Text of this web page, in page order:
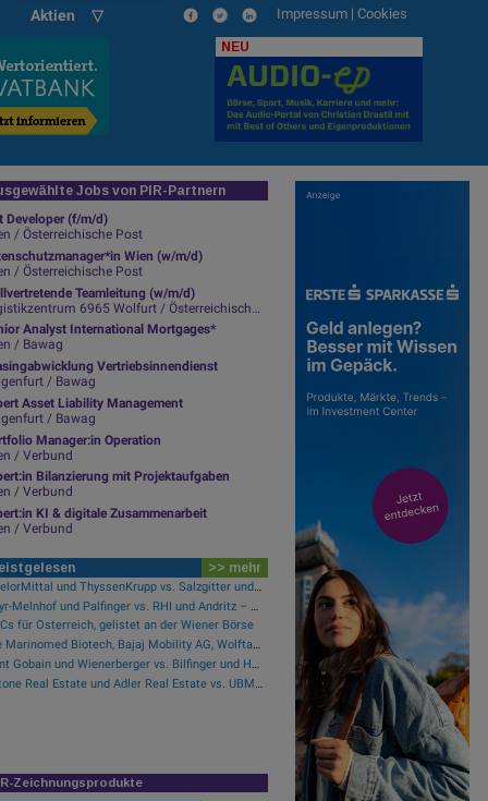
Aktien ▽ Impressum | Cookies
NEU
Jobs von PIR-Partnern
Developer (f/m/d)
/ Österreichische Post
Wien (w/m/d)
/ Österreichische Post
Teamleitung (w/m/d)
6965 Wolfurt / Österreichische Post
Analyst International Mortgages*
/ Bawag
Vertriebsinnendienst
/ Bawag
Asset Liability Management
/ Bawag
Manager:in Operation
/ Verbund
Bilanzierung mit Projektaufgaben
/ Verbund
KI & digitale Zusammenarbeit
/ Verbund
>> mehr
ArcelorMittal und ThyssenKrupp vs. Salzgitter und voestalpine – kommentierter KW 32 Peer Group Watch Stahl
Mayr-Melnhof und Palfinger vs. RHI und Andritz – kommentierter KW 32 Peer Group Watch Zykliker Österreich
für Österreich, gelistet an der Wiener Börse
Wie Marinomed Biotech, Bajaj Mobility AG, Wolftank-Adisa, Athos Immobilien, Rosenbauer und Telekom Austria für Gesprächsstoff in Österreich sorgten
Saint Gobain und Wienerberger vs. Bilfinger und HeidelbergCement – kommentierter KW 32 Peer Group Watch Bau & Baustoffe
Instone Real Estate und Adler Real Estate vs. UBM und Vonovia SE – kommentierter KW 17 Peer Group Watch Immobilien
Zeichnungsprodukte